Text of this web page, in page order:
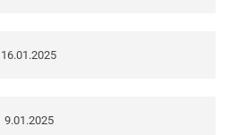
16.01.2025
9.01.2025